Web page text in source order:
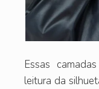
Essas
leitura da